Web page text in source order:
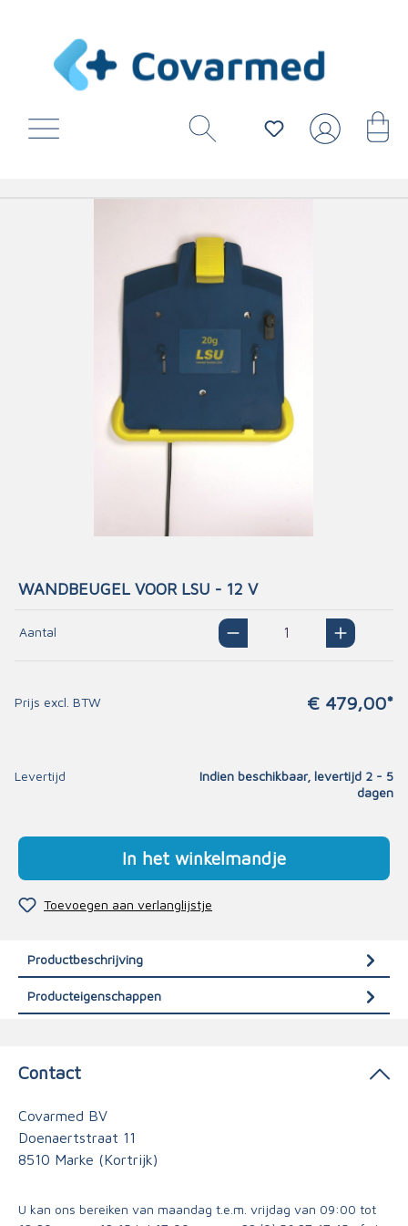
WANDBEUGEL VOOR LSU - 12 V
Aantal
Prijs excl. BTW € 479,00*
Levertijd
Indien beschikbaar, levertijd 2 - 5
dagen
In het winkelmandje
Toevoegen aan verlanglijstje
Productbeschrijving
Producteigenschappen
Contact
Covarmed BV
Doenaertstraat 11
8510 Marke (Kortrijk)
U kan ons bereiken van maandag t.e.m. vrijdag van 09:00 tot